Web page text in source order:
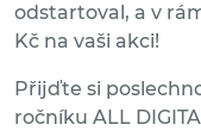
odstartoval, a v
Kč na vaši akci!
Přijďte si
ročníku ALL